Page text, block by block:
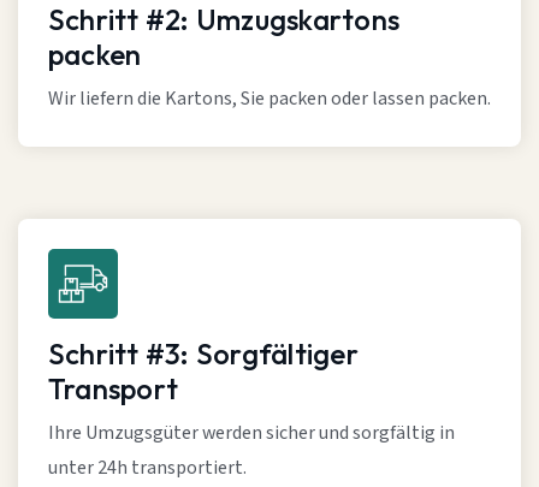
Schritt #2: Umzugskartons
packen
Wir liefern die Kartons, Sie packen oder lassen packen.
Schritt #3: Sorgfältiger
Transport
Ihre Umzugsgüter werden sicher und sorgfältig in
unter 24h transportiert.